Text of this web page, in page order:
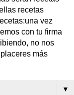
recetas
vez
con tu firma
no nos
más
▼